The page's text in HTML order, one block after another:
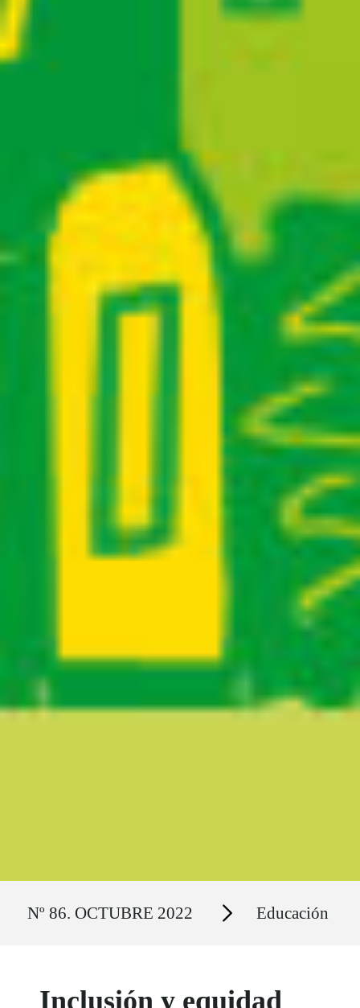
Nº 86. OCTUBRE 2022 Secciones Educación
Inclusión y equidad